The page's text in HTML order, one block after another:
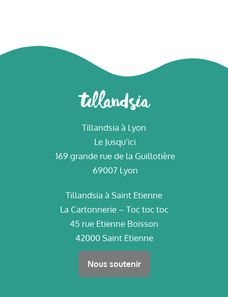
Tillandsia à Lyon
Le Jusqu’ici
169 grande rue de la Guillotière
69007 Lyon
Tillandsia à Saint Etienne
La Cartonnerie – Toc toc toc
45 rue Etienne Boisson
42000 Saint Etienne
Nous soutenir